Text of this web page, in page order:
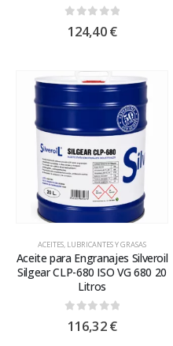
0out of 5
124,40€
ACEITES, LUBRICANTES Y GRASAS
Aceite para Engranajes Silveroil
Silgear CLP-680 ISO VG 680 20
Litros
0out of 5
116,32€